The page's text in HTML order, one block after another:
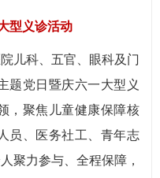
型义诊活动
科、五官、眼科及门
题党日暨庆六一大型义
，聚焦儿童健康保障核
员、医务社工、青年志
聚力参与、全程保障，